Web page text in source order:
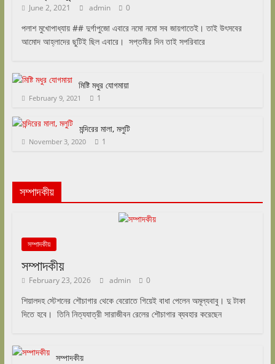
June 2, 2021 admin 0
পলাশ মুখোপাধ্যায় ## দুর্গাপুজো এবারে নমো নমো সব জায়গাতেই। তাই উৎসবের
আমোদ আহ্লাদের ছুটিই ছিল এবারে। সপ্তমীর দিন তাই সপরিবারে
মিষ্টি মধুর যোগমায়া
February 9, 2021 1
মন্দিরের মালা, মলুটি
November 3, 2020 1
সম্পাদকীয়
সম্পাদকীয়
সম্পাদকীয়
February 23, 2026 admin 0
শিয়ালদহ স্টেশনের শৌচাগার থেকে বেরোতে গিয়েই বাধা পেলেন অমূল্যবাবু। দু টাকা
দিতে হবে। তিনি নিত্যযাত্রী সারাজীবন রেলের শৌচাগার ব্যবহার করেছেন
সম্পাদকীয়